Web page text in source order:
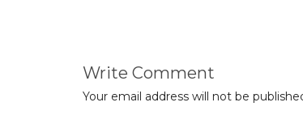
Write Comment
Your email address will not be